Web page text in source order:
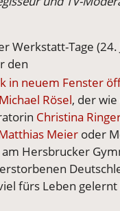
Werkstatt-Tage (24.
den
Michael Rösel, der wie
Christina
Meier oder
Hersbrucker
fürs Leben gelernt